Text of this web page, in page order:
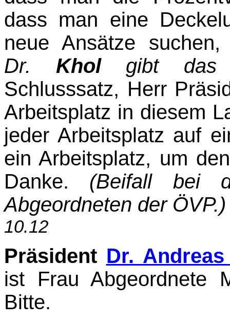
dass man eine
neue Ansätze
Dr. Kholgibt das
Schlusssatz, Herr
Arbeitsplatz in diesem
jeder Arbeitsplatz auf
ein Arbeitsplatz, um
Danke. (Beifall bei
Abgeordneten der ÖVP.)
10.12
Präsident Dr.
ist Frau Abgeordnete
Bitte.